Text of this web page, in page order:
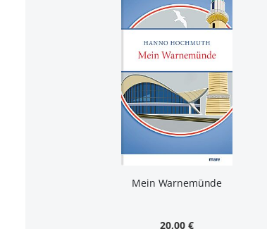
Mein Warnemünde
20,00 €